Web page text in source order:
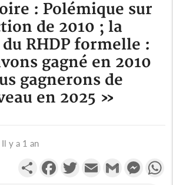
: Polémique sur
de 2010 ; la
RHDP formelle :
gagné en 2010
gagnerons de
en 2025 »
Il y a 1 an
PartagerFacebookTwitterEmail Gmail